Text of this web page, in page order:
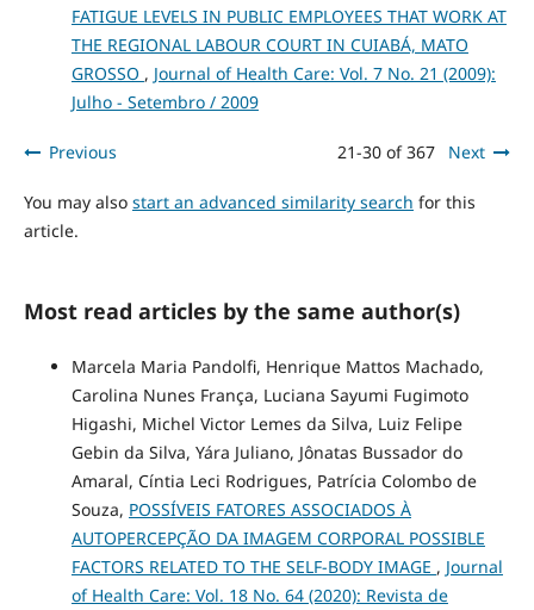
FATIGUE LEVELS IN PUBLIC EMPLOYEES THAT WORK AT
THE REGIONAL LABOUR COURT IN CUIABÁ, MATO
GROSSO , Journal of Health Care: Vol. 7 No. 21 (2009):
Julho - Setembro / 2009
Previous 21-30 of 367 Next
You may also start an advanced similarity search for this
article.
Most read articles by the same author(s)
Marcela Maria Pandolfi, Henrique Mattos Machado,
Carolina Nunes França, Luciana Sayumi Fugimoto
Higashi, Michel Victor Lemes da Silva, Luiz Felipe
Gebin da Silva, Yára Juliano, Jônatas Bussador do
Amaral, Cíntia Leci Rodrigues, Patrícia Colombo de
Souza, POSSÍVEIS FATORES ASSOCIADOS À
AUTOPERCEPÇÃO DA IMAGEM CORPORAL POSSIBLE
FACTORS RELATED TO THE SELF-BODY IMAGE , Journal
of Health Care: Vol. 18 No. 64 (2020): Revista de